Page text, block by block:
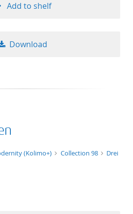
Add to shelf
Download
(Kolimo+) Collection 98
Drei